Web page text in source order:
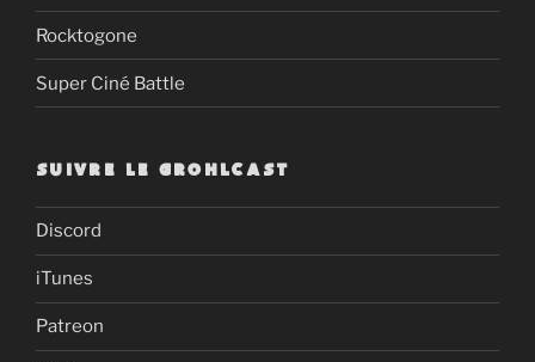
Rocktogone
Super Ciné Battle
SUIVRE LE GROHLCAST
Discord
iTunes
Patreon